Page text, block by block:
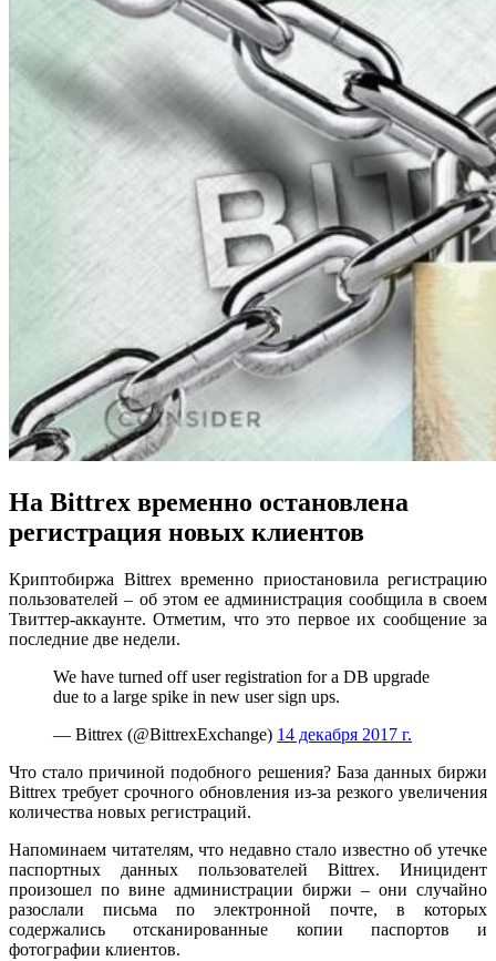
На Bittrex временно остановлена
регистрация новых клиентов
Криптобиржа Bittrex временно приостановила регистрацию
пользователей – об этом ее администрация сообщила в своем
Твиттер-аккаунте. Отметим, что это первое их сообщение за
последние две недели.
We have turned off user registration for a DB upgrade
due to a large spike in new user sign ups.
— Bittrex (@BittrexExchange) 14 декабря 2017 г.
Что стало причиной подобного решения? База данных биржи
Bittrex требует срочного обновления из-за резкого увеличения
количества новых регистраций.
Напоминаем читателям, что недавно стало известно об утечке
паспортных данных пользователей Bittrex. Иницидент
произошел по вине администрации биржи – они случайно
разослали письма по электронной почте, в которых
содержались отсканированные копии паспортов и
фотографии клиентов.